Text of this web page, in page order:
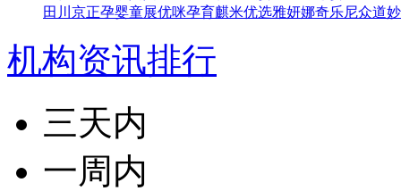
田川 京正孕婴童展优咪孕育麒米优选雅妍娜奇乐尼众道
机构资讯排行
三天内
一周内